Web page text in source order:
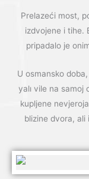
Prelazeći most,
izdvojene i tihe.
pripadalo je
U osmansko
yalı vile na samoj
kupljene
blizine dvora, ali